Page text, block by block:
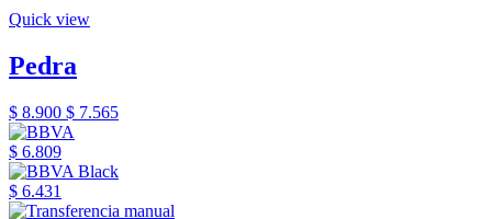
Quick view
Pedra
$ 8.900 $ 7.565
$ 6.809
$ 6.431